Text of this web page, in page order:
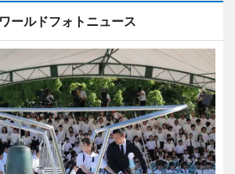
ワールドフォトニュース